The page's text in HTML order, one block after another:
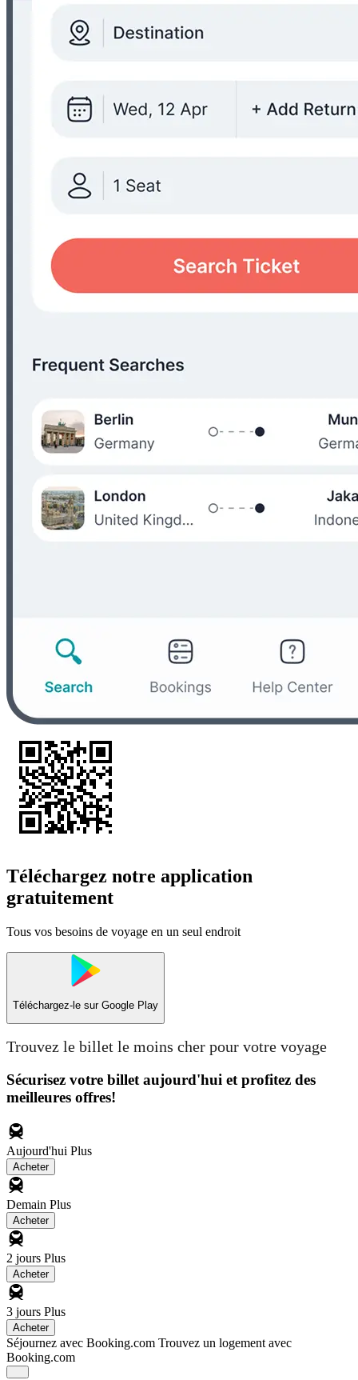
Téléchargez notre application
gratuitement
Tous vos besoins de voyage en un seul endroit
Téléchargez-le sur Google Play
Trouvez le billet le moins cher pour votre voyage
Sécurisez votre billet aujourd'hui et profitez des
meilleures offres!
Aujourd'hui Plus
Acheter
Demain Plus
Acheter
2 jours Plus
Acheter
3 jours Plus
Acheter
Séjournez avec Booking.com Trouvez un logement avec
Booking.com